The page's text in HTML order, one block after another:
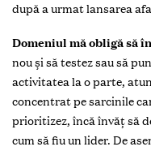
după a urmat lansarea
Domeniul mă obligă să
nou și să testez sau să
activitatea la o parte,
concentrat pe sarcinile
prioritizez, încă învăț să
cum să fiu un lider. De